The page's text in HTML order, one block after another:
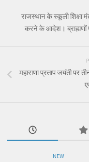
राजस्थान के स्कूली शिक्षा
करने के आदेश। ब्राह्मणों
महाराणा प्रताप जयंती पर
NEW